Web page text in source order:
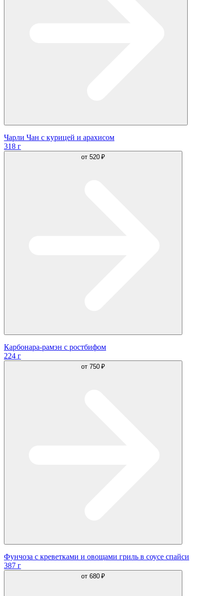
Чарли Чан с курицей и арахисом
318 г
от 520 ₽
Карбонара-рамэн с ростбифом
224 г
от 750 ₽
Фунчоза с креветками и овощами гриль в соусе спайси
387 г
от 680 ₽